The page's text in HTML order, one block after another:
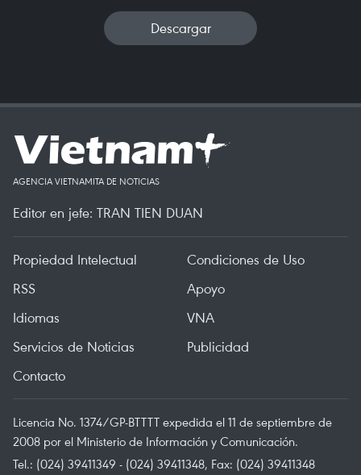
Descargar
AGENCIA VIETNAMITA DE NOTICIAS
Editor en jefe: TRAN TIEN DUAN
Propiedad Intelectual
Condiciones de Uso
RSS
Apoyo
Idiomas
VNA
Servicios de Noticias
Publicidad
Contacto
Licencia No. 1374/GP-BTTTT expedida el 11 de septiembre de
2008 por el Ministerio de Información y Comunicación.
Tel.: (024) 39411349 - (024) 39411348, Fax: (024) 39411348